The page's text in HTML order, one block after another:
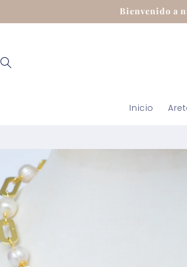
Bienvenido a
Inicio
directamente
información
del producto